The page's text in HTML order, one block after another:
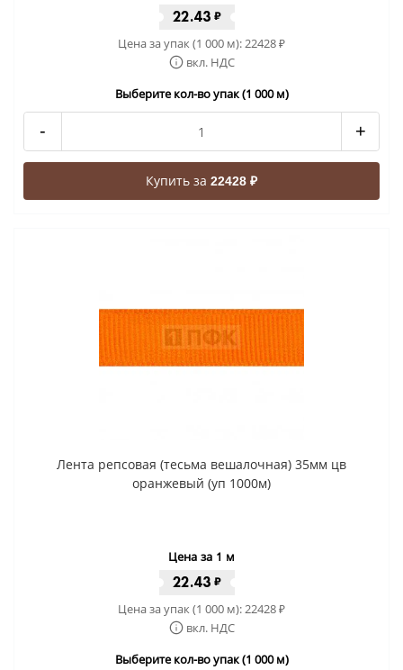
22.43 ₽
Цена за упак (1 000 м):22428₽
вкл. НДС
Выберите кол-во упак (1 000 м)
- +
Купить за 22428 ₽
Лента репсовая (тесьма вешалочная) 35мм цв
оранжевый (уп 1000м)
Цена за 1 м
22.43 ₽
Цена за упак (1 000 м):22428₽
вкл. НДС
Выберите кол-во упак (1 000 м)